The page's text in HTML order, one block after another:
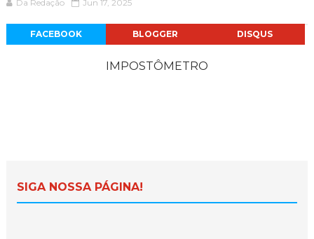
Da Redação Jun 17, 2025
FACEBOOK BLOGGER DISQUS
IMPOSTÔMETRO
SIGA NOSSA PÁGINA!